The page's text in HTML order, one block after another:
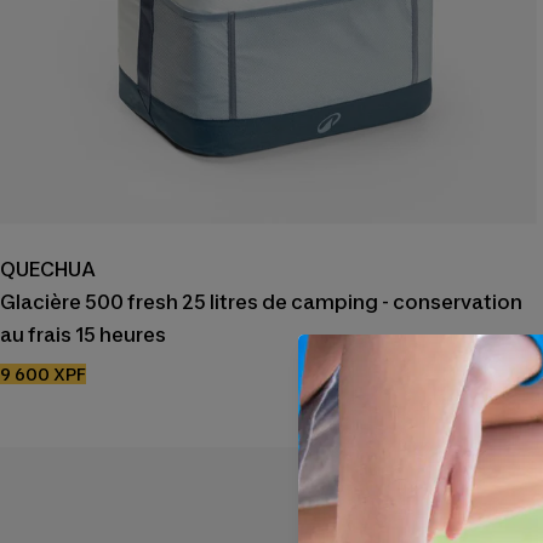
QUECHUA
Glacière 500 fresh 25 litres de camping - conservation
au frais 15 heures
Prix
9 600 XPF